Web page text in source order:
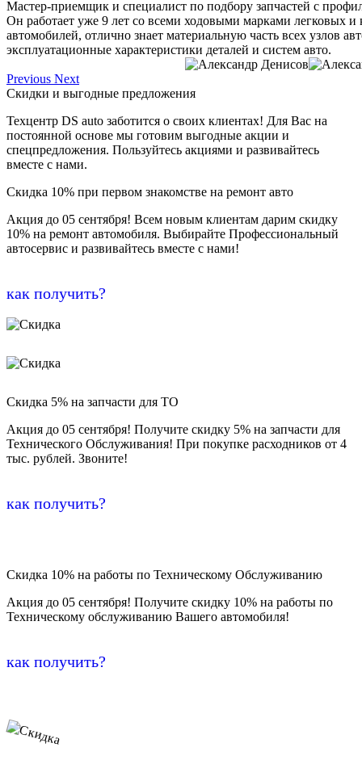
Мастер-приемщик и специалист по подбору запчастей с
Он работает уже 9 лет со всеми ходовыми марками легковых и
автомобилей, отлично знает материальную часть всех узлов
эксплуатационные характеристики деталей и систем авто.
Previous Next
Скидки и выгодные предложения
Техцентр DS auto заботится о своих клиентах! Для Вас на
постоянной основе мы готовим выгодные акции и
спецпредложения. Пользуйтесь акциями и развивайтесь
вместе с нами.
Скидка 10% при первом знакомстве на ремонт авто
Акция до 05 сентября! Всем новым клиентам дарим скидку
10% на ремонт автомобиля. Выбирайте Профессиональный
автосервис и развивайтесь вместе с нами!
как получить?
Скидка 5% на запчасти для ТО
Акция до 05 сентября! Получите скидку 5% на запчасти для
Технического Обслуживания! При покупке расходников от 4
тыс. рублей. Звоните!
как получить?
Скидка 10% на работы по Техническому Обслуживанию
Акция до 05 сентября! Получите скидку 10% на работы по
Техническому обслуживанию Вашего автомобиля!
как получить?